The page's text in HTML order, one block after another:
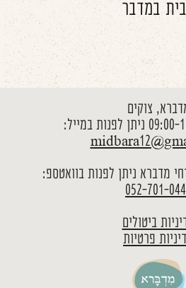
במדבר
צוקים
מדברא ניתן לפנות בוואטספ:
052-701-
ביטולים
פרטיות